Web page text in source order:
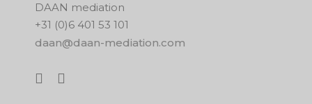
DAAN mediation
+31 (0)6 401 53 101
daan@daan-mediation.com